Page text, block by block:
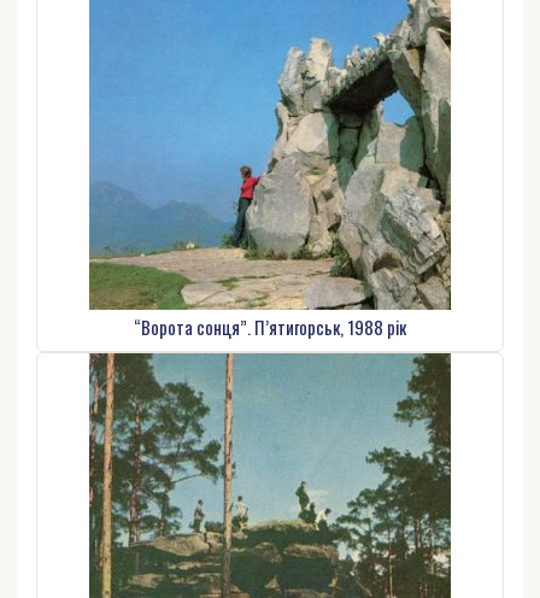
“Ворота сонця”. П’ятигорськ, 1988 рік